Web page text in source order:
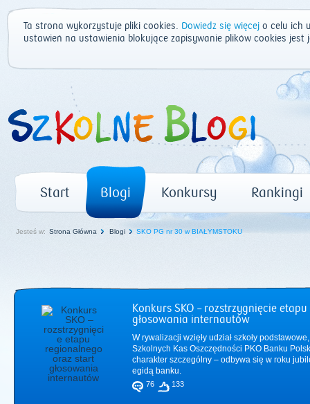
Ta strona wykorzystuje pliki cookies. Dowiedz się więcej o celu ich
ustawień na ustawienia blokujące zapisywanie plików cookies
Start Blogi Konkursy Rankingi
Jesteś w: Strona Główna Blogi SKO PG nr 30 w BIAŁYMSTOKU
Konkurs SKO – rozstrzygnięcie
głosowania internautów
W rywalizacji wzięły udział szkoły
Szkolnych Kas Oszczędności PKO Banku
charakter szczególny – odbywa się w roku
egidą banku.
76 133